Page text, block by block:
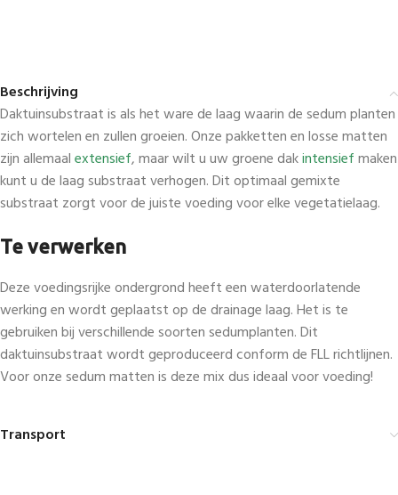
Beschrijving
Daktuinsubstraat is als het ware de laag waarin de sedum planten
zich wortelen en zullen groeien. Onze pakketten en losse matten
zijn allemaalextensief, maar wilt u uw groene dakintensiefmaken
kunt u de laag substraat verhogen. Dit optimaal gemixte
substraat zorgt voor de juiste voeding voor elke vegetatielaag.
Te verwerken
Deze voedingsrijke ondergrond heeft een waterdoorlatende
werking en wordt geplaatst op de drainage laag. Het is te
gebruiken bij verschillende soorten sedumplanten. Dit
daktuinsubstraat wordt geproduceerd conform de FLL richtlijnen.
Voor onze sedum matten is deze mix dus ideaal voor voeding!
Transport